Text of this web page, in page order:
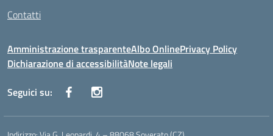
Contatti
Amministrazione trasparenteAlbo OnlinePrivacy Policy
Dichiarazione di accessibilitàNote legali
Seguici su: